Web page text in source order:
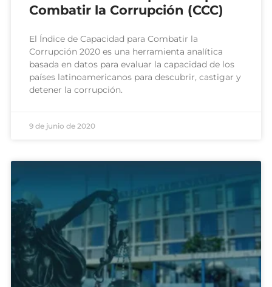
Combatir la Corrupción (CCC)
El Índice de Capacidad para Combatir la
Corrupción 2020 es una herramienta analítica
basada en datos para evaluar la capacidad de los
países latinoamericanos para descubrir, castigar y
detener la corrupción.
9 de junio de 2020